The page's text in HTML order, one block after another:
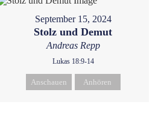
September 15, 2024
Stolz und Demut
Andreas Repp
Lukas 18:9-14
Anschauen Anhören